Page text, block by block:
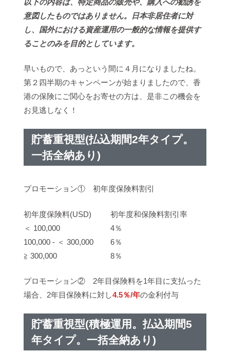
意図したものではありません。日本非居住者に対
し、国外における資産運用の一般的な情報を提供す
ることのみを目的としています。
早いもので、あっという間に４月になりましたね。
第２四半期のキャンペーンが始まりましたので、香
港の保険にご関心をお寄せの方は、是非この機会を
お見逃しなく！
貯蓄重視型(払込期間2年タイプ。
一括全納あり)
プロモーション① 初年度保険料割引
初年度保険料(USD)
初年度和保険料割引率
＜ 100,000
4％
100,000 ‐ ＜ 300,000
6％
≧ 300,000
8％
プロモーション② 2年目保険料を1年目に支払った
場合、2年目保険料に対し4.5％/年の金利付与
貯蓄重視型(積極運用。払込期間5
年タイプ。一括全納あり)